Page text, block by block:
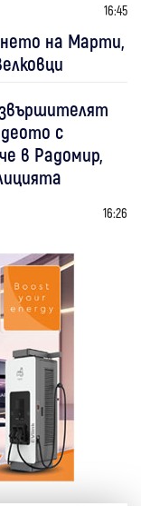
16:45
на Марти,
с
в Радомир,
16:26